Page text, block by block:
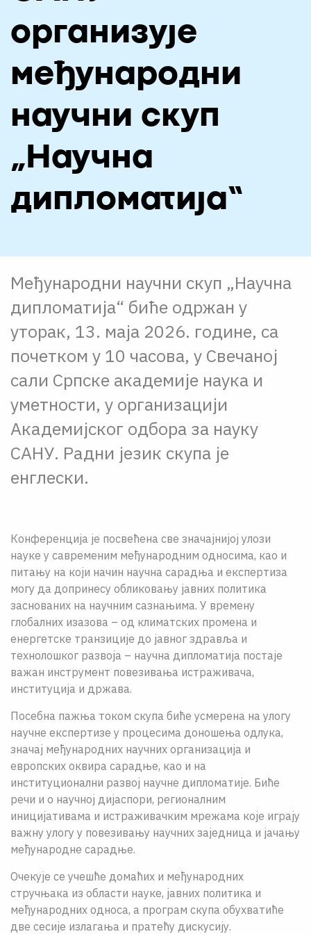
ЦПН
LAT
организује
међународни
научни скуп
„Научна
дипломатија“
Међународни научни скуп „Научна
дипломатија“ биће одржан у
уторак, 13. маја 2026. године, са
почетком у 10 часова, у Свечаној
сали Српске академије наука и
уметности, у организацији
Академијског одбора за науку
САНУ. Радни језик скупа је
енглески.
Конференција је посвећена све значајнијој улози
науке у савременим међународним односима, као и
питању на који начин научна сарадња и експертиза
могу да допринесу обликовању јавних политика
заснованих на научним сазнањима. У времену
глобалних изазова – од климатских промена и
енергетске транзиције до јавног здравља и
технолошког развоја – научна дипломатија постаје
важан инструмент повезивања истраживача,
институција и држава.
Посебна пажња током скупа биће усмерена на улогу
научне експертизе у процесима доношења одлука,
значај међународних научних организација и
европских оквира сарадње, као и на
институционални развој научне дипломатије. Биће
речи и о научној дијаспори, регионалним
иницијативама и истраживачким мрежама које играју
важну улогу у повезивању научних заједница и јачању
међународне сарадње.
Очекује се учешће домаћих и међународних
стручњака из области науке, јавних политика и
међународних односа, а програм скупа обухватиће
две сесије излагања и пратећу дискусију.